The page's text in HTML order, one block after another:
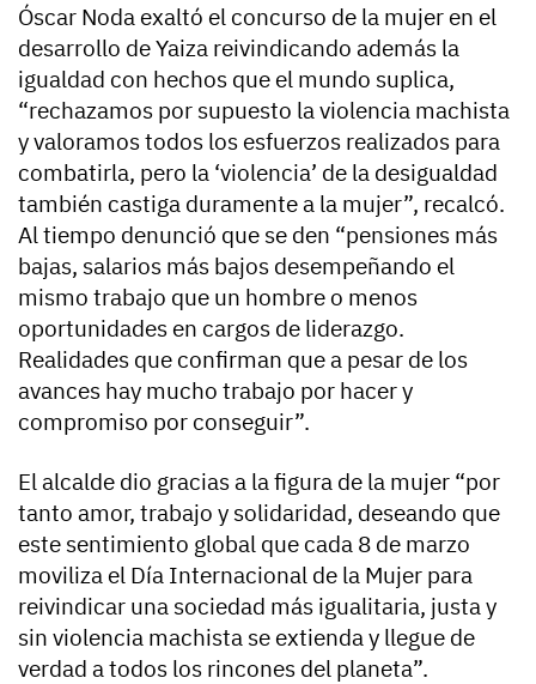
Óscar Noda exaltó el concurso de la mujer en el
desarrollo de Yaiza reivindicando además la
igualdad con hechos que el mundo suplica,
“rechazamos por supuesto la violencia machista
y valoramos todos los esfuerzos realizados para
combatirla, pero la ‘violencia’ de la desigualdad
también castiga duramente a la mujer”, recalcó.
Al tiempo denunció que se den “pensiones más
bajas, salarios más bajos desempeñando el
mismo trabajo que un hombre o menos
oportunidades en cargos de liderazgo.
Realidades que confirman que a pesar de los
avances hay mucho trabajo por hacer y
compromiso por conseguir”.
El alcalde dio gracias a la figura de la mujer “por
tanto amor, trabajo y solidaridad, deseando que
este sentimiento global que cada 8 de marzo
moviliza el Día Internacional de la Mujer para
reivindicar una sociedad más igualitaria, justa y
sin violencia machista se extienda y llegue de
verdad a todos los rincones del planeta”.